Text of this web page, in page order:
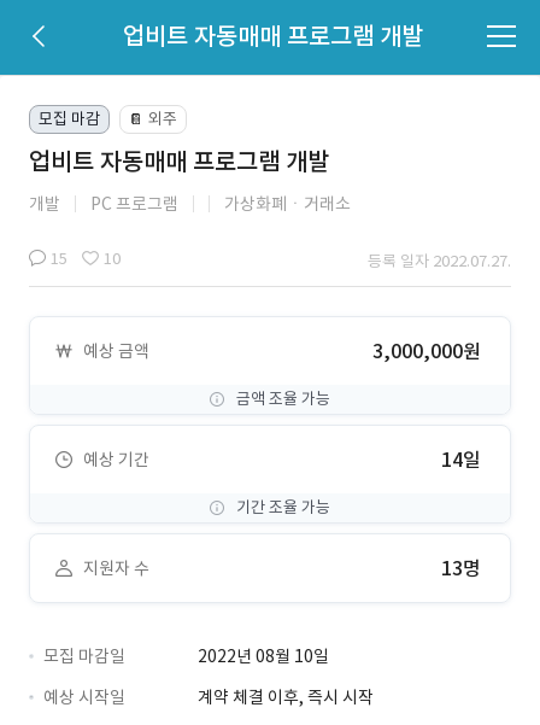
업비트 자동매매 프로그램 개발
모집 마감 📔 외주
업비트 자동매매 프로그램 개발
개발 PC 프로그램 가상화폐ㆍ거래소
15 10 등록 일자 2022.07.27.
예상 금액 3,000,000원
금액 조율 가능
예상 기간 14일
기간 조율 가능
지원자 수 13명
모집 마감일
2022년 08월 10일
예상 시작일
계약 체결 이후, 즉시 시작